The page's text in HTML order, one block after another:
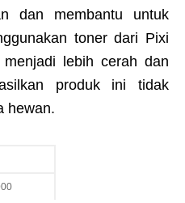
dan membantu untuk
toner dari Pixi
lebih cerah dan
produk ini tidak
hewan.